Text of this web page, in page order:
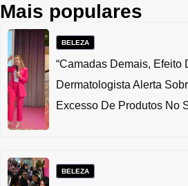
Mais populares
BELEZA
“Camadas Demais, Efeito
Dermatologista Alerta
Excesso De Produtos No
BELEZA